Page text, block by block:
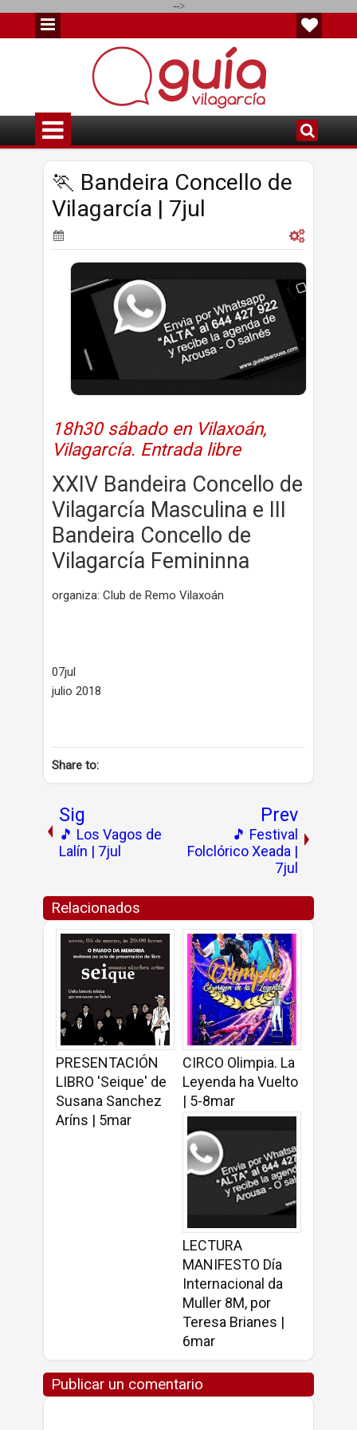
-->
🏃 Bandeira Concello de
Vilagarcía | 7jul
18h30 sábado en Vilaxoán,
Vilagarcía. Entrada libre
XXIV Bandeira Concello de
Vilagarcía Masculina e III
Bandeira Concello de
Vilagarcía Femininna
organiza: Club de Remo Vilaxoán
07jul
julio 2018
Share to:
Sig
🎵 Los Vagos de
Lalín | 7jul
Prev
🎵 Festival
Folclórico Xeada |
7jul
Relacionados
PRESENTACIÓN
LIBRO 'Seique' de
Susana Sanchez
Aríns | 5mar
CIRCO Olimpia. La
Leyenda ha Vuelto
| 5-8mar
LECTURA
MANIFESTO Día
Internacional da
Muller 8M, por
Teresa Brianes |
6mar
Publicar un comentario